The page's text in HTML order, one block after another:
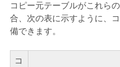
コピー元テーブルがこれら
合、次の表に示すように、
備できます。
コ